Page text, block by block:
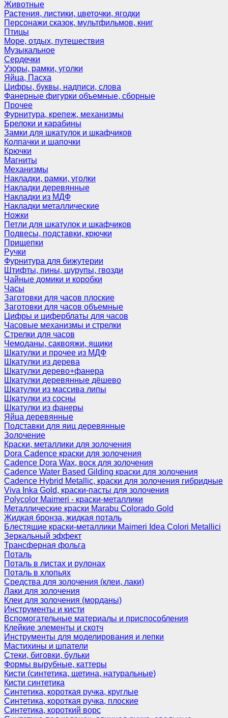
Животные
Растения, листики, цветочки, ягодки
Персонажи сказок, мультфильмов, книг
Птицы
Море, отдых, путешествия
Музыкальное
Сердечки
Узоры, рамки, уголки
Яйца, Пасха
Цифры, буквы, надписи, слова
Фанерные фигурки объемные, сборные
Прочее
Фурнитура, крепеж, механизмы
Брелоки и карабины
Замки для шкатулок и шкафчиков
Колпачки и шапочки
Крючки
Магниты
Механизмы
Накладки, рамки, уголки
Накладки деревянные
Накладки из МДФ
Накладки металлические
Ножки
Петли для шкатулок и шкафчиков
Подвесы, подставки, крючки
Прищепки
Ручки
Фурнитура для бижутерии
Штифты, пины, шурупы, гвозди
Чайные домики и коробки
Часы
Заготовки для часов плоские
Заготовки для часов объемные
Цифры и циферблаты для часов
Часовые механизмы и стрелки
Стрелки для часов
Чемоданы, саквояжи, ящики
Шкатулки и прочее из МДФ
Шкатулки из дерева
Шкатулки дерево+фанера
Шкатулки деревянные дёшево
Шкатулки из массива липы
Шкатулки из сосны
Шкатулки из фанеры
Яйца деревянные
Подставки для яиц деревянные
Золочение
Краски, металлики для золочения
Dora Cadence краски для золочения
Cadence Dora Wax, воск для золочения
Cadence Water Based Gilding краски для золочения
Cadence Hybrid Metallic, краски для золочения гибридные
Viva Inka Gold, краски-пасты для золочения
Polycolor Maimeri - краски-металлики
Металлические краски Marabu Colorado Gold
Жидкая бронза, жидкая поталь
Блестящие краски-металлики Maimeri Idea Colori Metallici
Зеркальный эффект
Трансферная фольга
Поталь
Поталь в листах и рулонах
Поталь в хлопьях
Средства для золочения (клеи, лаки)
Лаки для золочения
Клеи для золочения (морданы)
Инструменты и кисти
Вспомогательные материалы и приспособления
Клейкие элементы и скотч
Инструменты для моделирования и лепки
Мастихины и шпатели
Стеки, биговки, бульки
Формы вырубные, каттеры
Кисти (синтетика, щетина, натуральные)
Кисти синтетика
Синтетика, короткая ручка, круглые
Синтетика, короткая ручка, плоские
Синтетика, короткий ворс